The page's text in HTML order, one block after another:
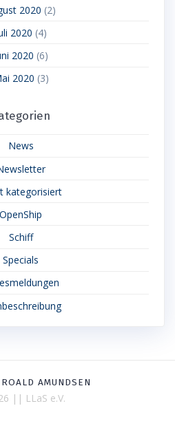
2020 (2)
2020 (4)
2020 (6)
2020 (3)
News
kategorisiert
OpenShip
Schiff
Specials
AMUNDSEN
|| LLaS e.V.